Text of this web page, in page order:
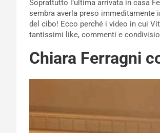
Soprattutto l’ultima arrivata in casa
sembra averla preso immeditamente
del cibo! Ecco perché i video in cui
tantissimi like, commenti e
Chiara Ferragni